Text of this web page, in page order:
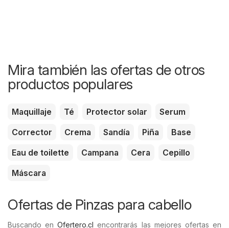
Mira también las ofertas de otros
productos populares
Maquillaje Té Protector solar
Serum
Corrector
Crema Sandía Piña
Base
Eau de toilette
Campana Cera
Cepillo
Máscara
Ofertas de Pinzas para cabello
Buscando enOfertero.cl encontrarás las mejores ofertas en